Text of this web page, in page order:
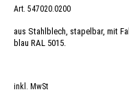
Art. 547020.0200
aus Stahlblech, stapelbar, mit
blau RAL 5015.
inkl. MwSt